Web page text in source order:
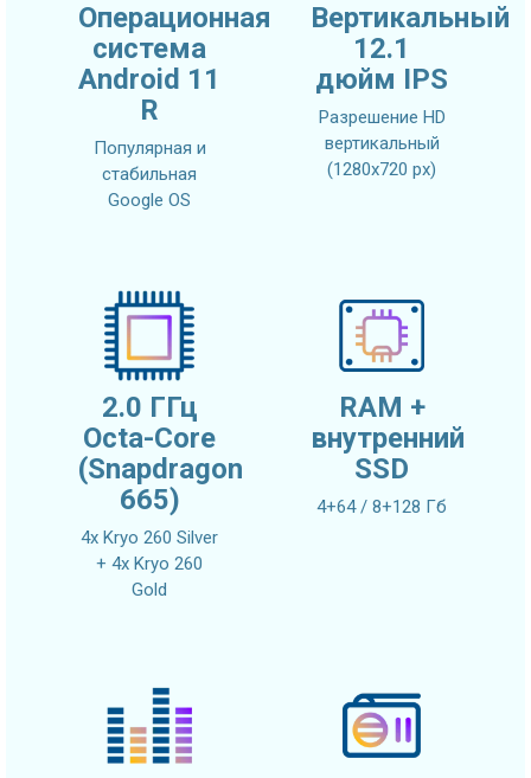
Операционная
система
Android 11
R
Популярная и
стабильная
Google OS
Вертикальный
12.1
дюйм IPS
Разрешение HD
вертикальный
(1280x720 px)
2.0 ГГц
Octa-Core
(Snapdragon
665)
4x Kryo 260 Silver
+ 4x Kryo 260
Gold
RAM +
внутренний
SSD
4+64 / 8+128 Гб